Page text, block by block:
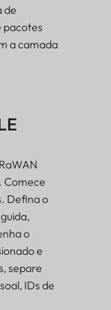
de
pacotes
a camada
Comece
Defina o
o
e
separe
IDs de